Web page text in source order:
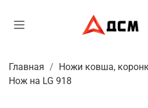
Главная Ножи ковша,
Нож на LG 918